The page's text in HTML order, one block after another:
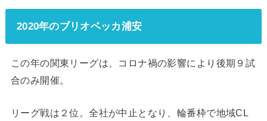
2020年のブリオベッカ浦安
この年の関東リーグは、コロナ禍の影響により後期９試
合のみ開催。
リーグ戦は２位。全社が中止となり、輪番枠で地域CL